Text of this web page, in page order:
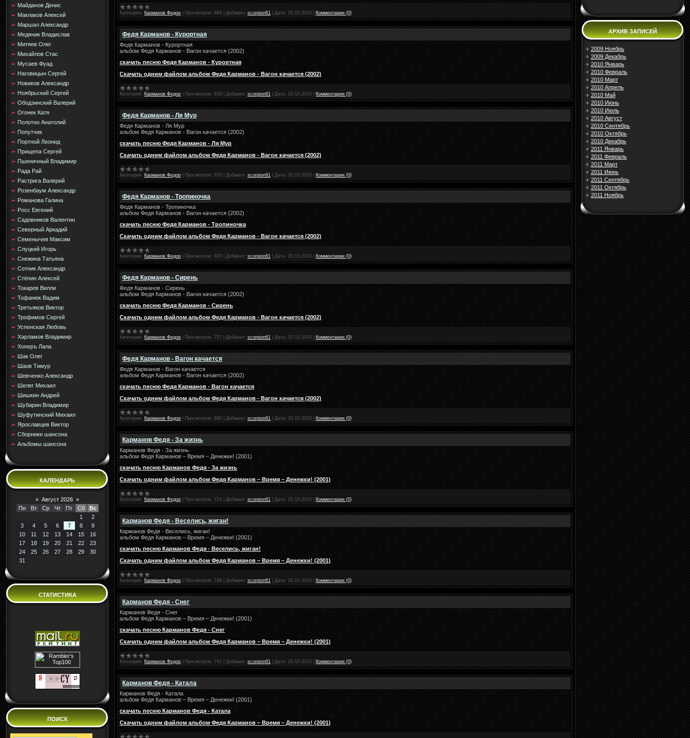
Майданов Денис
Маклаков Алексей
Маршал Александр
Медяник Владислав
Митяев Олег
Михайлов Стас
Мусаев Фуад
Наговицын Сергей
Новиков Александр
Ноябрьский Сергей
Ободзинский Валерий
Огонек Катя
Полотно Анатолий
Попутчик
Портной Леонид
Прищепа Сергей
Пшеничный Владимир
Рада Рай
Растрига Валерий
Розенбаум Александр
Романова Галина
Росс Евгений
Садовников Валентин
Северный Аркадий
Семенычев Максим
Слуцкий Игорь
Снежина Татьяна
Сотник Александр
Стёпин Алексей
Токарев Вилли
Тофанюк Вадим
Третьяков Виктор
Трофимов Сергей
Успенская Любовь
Харламов Владимир
Хоперъ Лала
Шак Олег
Шаов Тимур
Шевченко Александр
Шелег Михаил
Шишкин Андрей
Шубарин Владимир
Шуфутинский Михаил
Ярославцев Виктор
Сборники шансона
Альбомы шансона
КАЛЕНДАРЬ
« Август 2026 »
Пн
Вт Ср Чт Пт Сб
Вс
1
2
3
4 5 6 7 8
9
10
11 12 13 14 15
16
17
18 19 20 21 22
23
24
25 26 27 28 29
30
31
СТАТИСТИКА
ПОИСК
Категория: Карманов Федор Просмотров: 689 Добавил: scorpion61 Дата: 20.10.2010 Комментарии (0)
Федя Карманов - Курортная
Федя Карманов - Курортная
альбом Федя Карманов - Вагон качается (2002)
скачать песню Федя Карманов - Курортная
Скачать одним файлом альбом Федя Карманов - Вагон качается (2002)
Категория: Карманов Федор Просмотров: 938 Добавил: scorpion61 Дата: 20.10.2010 Комментарии (0)
Федя Карманов - Ля Мур
Федя Карманов - Ля Мур
альбом Федя Карманов - Вагон качается (2002)
скачать песню Федя Карманов - Ля Мур
Скачать одним файлом альбом Федя Карманов - Вагон качается (2002)
Категория: Карманов Федор Просмотров: 655 Добавил: scorpion61 Дата: 20.10.2010 Комментарии (0)
Федя Карманов - Тропиночка
Федя Карманов - Тропиночка
альбом Федя Карманов - Вагон качается (2002)
скачать песню Федя Карманов - Тропиночка
Скачать одним файлом альбом Федя Карманов - Вагон качается (2002)
Категория: Карманов Федор Просмотров: 820 Добавил: scorpion61 Дата: 20.10.2010 Комментарии (0)
Федя Карманов - Сирень
Федя Карманов - Сирень
альбом Федя Карманов - Вагон качается (2002)
скачать песню Федя Карманов - Сирень
Скачать одним файлом альбом Федя Карманов - Вагон качается (2002)
Категория: Карманов Федор Просмотров: 757 Добавил: scorpion61 Дата: 20.10.2010 Комментарии (0)
Федя Карманов - Вагон качается
Федя Карманов - Вагон качается
альбом Федя Карманов - Вагон качается (2002)
скачать песню Федя Карманов - Вагон качается
Скачать одним файлом альбом Федя Карманов - Вагон качается (2002)
Категория: Карманов Федор Просмотров: 696 Добавил: scorpion61 Дата: 20.10.2010 Комментарии (0)
Карманов Федя - За жизнь
Карманов Федя - За жизнь
альбом Федя Карманов – Время – Денежки! (2001)
скачать песню Карманов Федя - За жизнь
Скачать одним файлом альбом Федя Карманов – Время – Денежки! (2001)
Категория: Карманов Федор Просмотров: 724 Добавил: scorpion61 Дата: 20.10.2010 Комментарии (0)
Карманов Федя - Веселись, жиган!
Карманов Федя - Веселись, жиган!
альбом Федя Карманов – Время – Денежки! (2001)
скачать песню Карманов Федя - Веселись, жиган!
Скачать одним файлом альбом Федя Карманов – Время – Денежки! (2001)
Категория: Карманов Федор Просмотров: 749 Добавил: scorpion61 Дата: 20.10.2010 Комментарии (0)
Карманов Федя - Снег
Карманов Федя - Снег
альбом Федя Карманов – Время – Денежки! (2001)
скачать песню Карманов Федя - Снег
Скачать одним файлом альбом Федя Карманов – Время – Денежки! (2001)
Категория: Карманов Федор Просмотров: 741 Добавил: scorpion61 Дата: 20.10.2010 Комментарии (0)
Карманов Федя - Катала
Карманов Федя - Катала
альбом Федя Карманов – Время – Денежки! (2001)
скачать песню Карманов Федя - Катала
Скачать одним файлом альбом Федя Карманов – Время – Денежки! (2001)
АРХИВ ЗАПИСЕЙ
2009 Ноябрь
2009 Декабрь
2010 Январь
2010 Февраль
2010 Март
2010 Апрель
2010 Май
2010 Июнь
2010 Июль
2010 Август
2010 Сентябрь
2010 Октябрь
2010 Декабрь
2011 Январь
2011 Февраль
2011 Март
2011 Июнь
2011 Сентябрь
2011 Октябрь
2011 Ноябрь